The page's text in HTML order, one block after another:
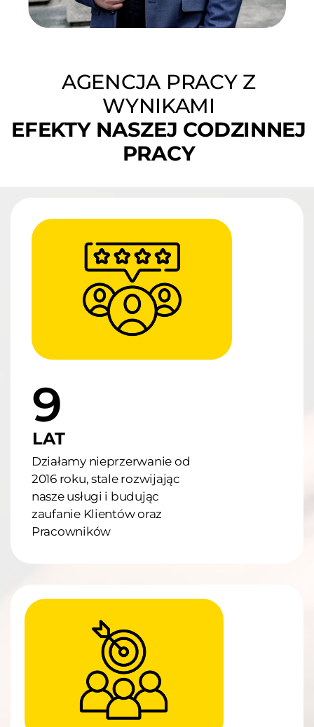
AGENCJA PRACY Z
WYNIKAMI
EFEKTY NASZEJ CODZINNEJ
PRACY
LAT
9
Działamy nieprzerwanie od
2016 roku, stale rozwijając
nasze usługi i budując
zaufanie Klientów oraz
Pracowników